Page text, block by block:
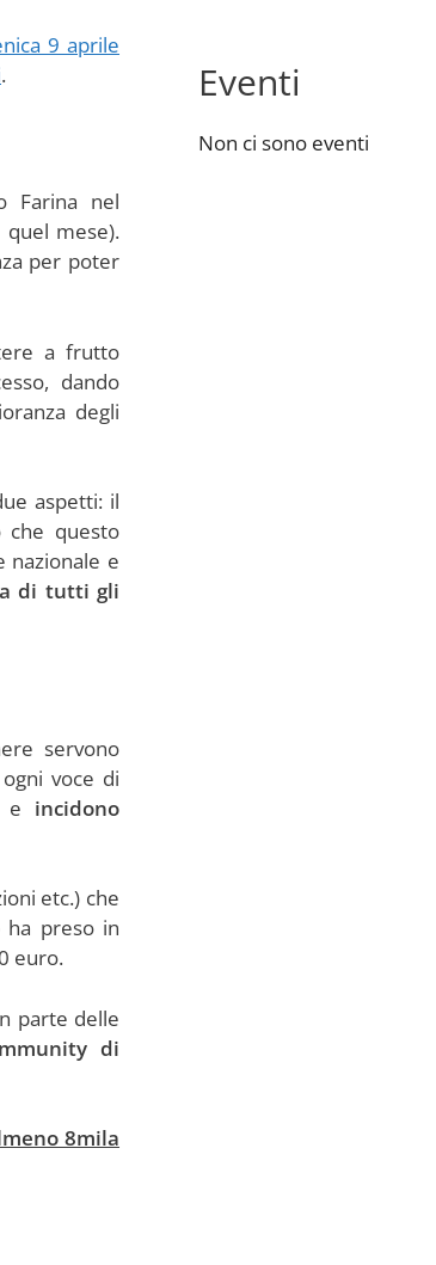
9 aprile
.
Farina nel
mese).
per poter
a frutto
dando
degli
aspetti: il
questo
nazionale e
di tutti gli
servono
voce di
e incidono
etc.) che
ha preso in
euro.
parte delle
di
8mila
Eventi
Non ci sono eventi